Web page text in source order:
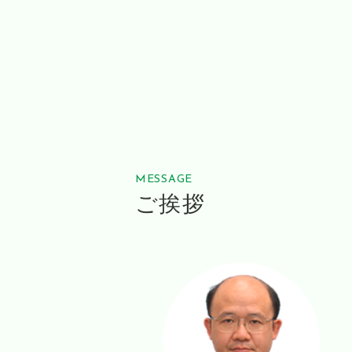
MESSAGE
ご挨拶